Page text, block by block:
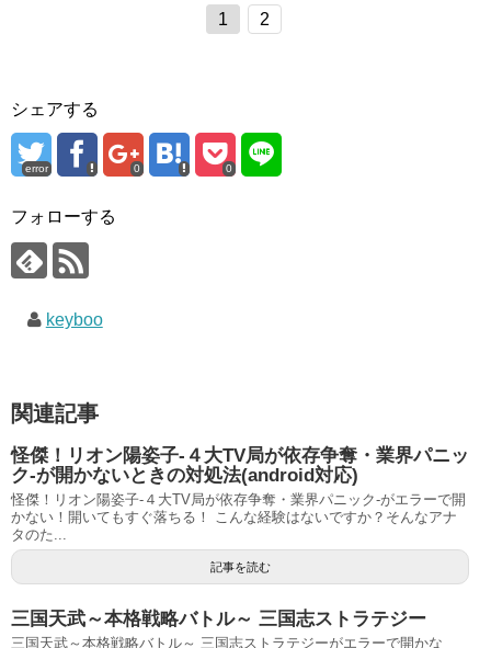
1 2
シェアする
error 0 0
フォローする
keyboo
関連記事
怪傑！リオン陽姿子-４大TV局が依存争奪・業界パニッ
ク-が開かないときの対処法(android対応)
怪傑！リオン陽姿子-４大TV局が依存争奪・業界パニック-がエラーで開
かない！開いてもすぐ落ちる！ こんな経験はないですか？そんなアナ
タのた...
記事を読む
三国天武～本格戦略バトル～ 三国志ストラテジー
三国天武～本格戦略バトル～ 三国志ストラテジーがエラーで開かな